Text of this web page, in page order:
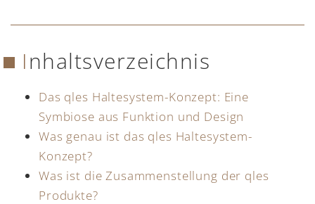
Inhaltsverzeichnis
Das qles Haltesystem-Konzept: Eine
Symbiose aus Funktion und Design
Was genau ist das qles Haltesystem-
Konzept?
Was ist die Zusammenstellung der qles
Produkte?